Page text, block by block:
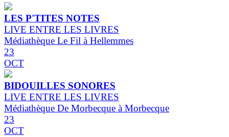
LES P'TITES NOTES
LIVE ENTRE LES LIVRES
Médiathèque Le Fil à Hellemmes
23
OCT
BIDOUILLES SONORES
LIVE ENTRE LES LIVRES
Médiathèque De Morbecque à Morbecque
23
OCT